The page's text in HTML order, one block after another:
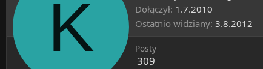
K
Dołączył 1.7.2010
Ostatnio widziany 3.8.2012
Posty
309